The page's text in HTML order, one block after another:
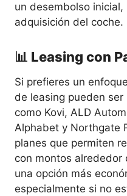
un desembolso
adquisición del coche.
📊 Leasing con
Si prefieres un
de leasing pueden
como Kovi, ALD
Alphabet y Northgate
planes que permiten
con montos alrededor
una opción más
especialmente si no